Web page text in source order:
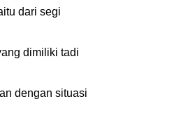
dari segi
dimiliki tadi
dengan situasi